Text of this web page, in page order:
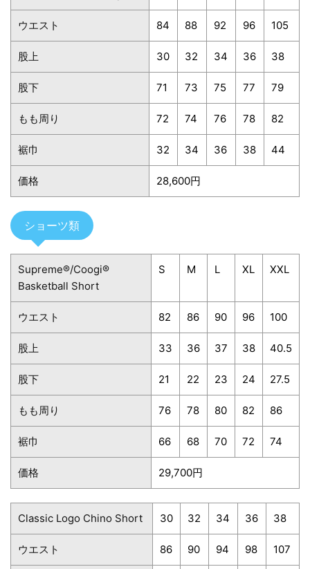
ウエスト 84 88 92 96 105
股上 30 32 34 36 38
股下 71 73 75 77 79
もも周り 72 74 76 78 82
裾巾 32 34 36 38 44
価格 28,600円
ショーツ類
Supreme®/Coogi®
Basketball Short
S M L XL XXL
ウエスト 82 86 90 96 100
股上 33 36 37 38 40.5
股下 21 22 23 24 27.5
もも周り 76 78 80 82 86
裾巾 66 68 70 72 74
価格 29,700円
Classic Logo Chino Short 30 32 34 36 38
ウエスト 86 90 94 98 107